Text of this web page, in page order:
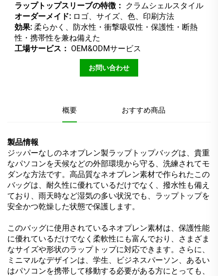
ラップトップスリーブの特徴：
クラムシェルスタイル
オーダーメイド: ロゴ、サイズ、色、印刷方法
効果: 柔らかく、防水性・衝撃吸収性・保護性・断熱
性・携帯性を兼ね備えた
工場サービス： OEM&ODMサービス
お問い合わせ
概要 おすすめ商品
製品情報
ジッパーなしのネオプレン製ラップトップバッグは、貴重
なパソコンを天候などの外部環境から守る、洗練されてモ
ダンな方法です。高品質なネオプレン素材で作られたこの
バッグは、耐久性に優れているだけでなく、撥水性も備え
ており、雨天時など湿気の多い状況でも、ラップトップを
安全かつ乾燥した状態で保護します。
このバッグに使用されているネオプレン素材は、保護性能
に優れているだけでなく柔軟性にも富んでおり、さまざま
なサイズや形状のラップトップに対応できます。さらに、
ミニマルなデザインは、学生、ビジネスパーソン、あるい
はパソコンを携帯して移動する必要がある方にとっても、